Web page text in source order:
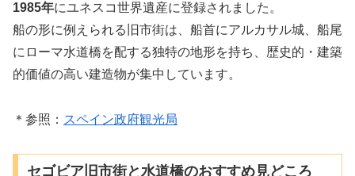
1985年にユネスコ世界遺産に登録されました。
船の形に例えられる旧市街は、船首にアルカサル城、船尾
にローマ水道橋を配する独特の地形を持ち、歴史的・建築
的価値の高い建造物が集中しています。
＊参照： スペイン政府観光局
セゴビア旧市街と水道橋のおすすめ見どころ